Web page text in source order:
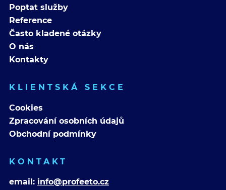
Poptat služby
Reference
Často kladené otázky
O nás
Kontakty
KLIENTSKÁ SEKCE
Cookies
Zpracování osobních údajů
Obchodní podmínky
KONTAKT
email: info@profeeto.cz